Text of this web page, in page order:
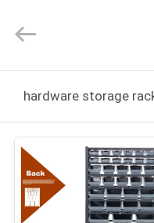
उत्पादों
वीडियो
Ansheng
Display
All
Reserved.hardware storage